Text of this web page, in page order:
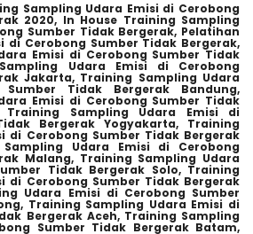
Sampling Udara Emisi di Cerobong
2020, In House Training Sampling
Sumber Tidak Bergerak, Pelatihan
di Cerobong Sumber Tidak Bergerak,
Emisi di Cerobong Sumber Tidak
Udara Emisi di Cerobong
Jakarta, Training Sampling Udara
Tidak Bergerak Bandung,
Emisi di Cerobong Sumber Tidak
Training Sampling Udara Emisi di
Bergerak Yogyakarta, Training
di Cerobong Sumber Tidak Bergerak
Udara Emisi di Cerobong
Malang, Training Sampling Udara
Tidak Bergerak Solo, Training
di Cerobong Sumber Tidak Bergerak
Udara Emisi di Cerobong Sumber
Training Sampling Udara Emisi di
Bergerak Aceh, Training Sampling
Sumber Tidak Bergerak Batam,